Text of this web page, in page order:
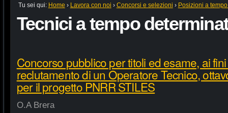
Tu sei qui: Home › Lavora con noi › Concorsi e selezioni › Posizioni a
Tecnici a tempo
Concorso pubblico per titoli ed esame, ai
reclutamento di un Operatore Tecnico,
per il progetto PNRR STILES
O.A Brera